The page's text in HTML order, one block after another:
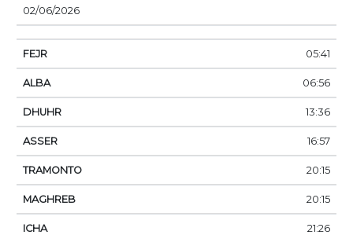
02/06/2026
05:41
06:56
13:36
16:57
20:15
20:15
21:26